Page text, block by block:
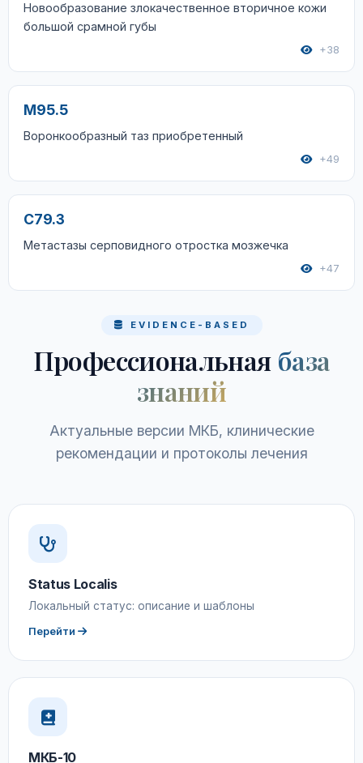
Новообразование злокачественное вторичное кожи
большой срамной губы
+38
M95.5
Воронкообразный таз приобретенный
+49
C79.3
Метастазы серповидного отростка мозжечка
+47
EVIDENCE-BASED
Профессиональная база
знаний
Актуальные версии МКБ, клинические
рекомендации и протоколы лечения
Status Localis
Локальный статус: описание и шаблоны
Перейти
МКБ-10